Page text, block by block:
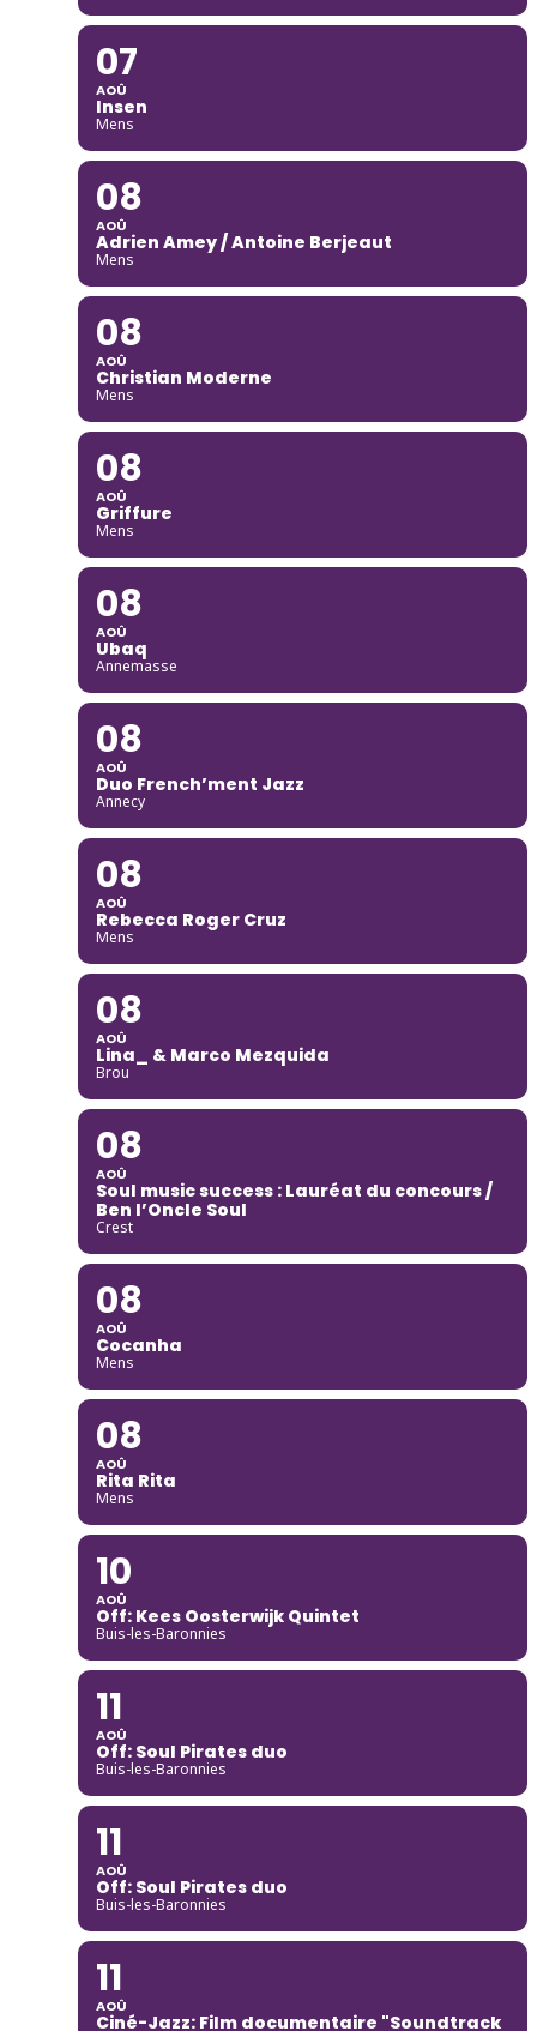
07
AOÛ
Insen
Mens
08
AOÛ
Adrien Amey / Antoine Berjeaut
Mens
08
AOÛ
Christian Moderne
Mens
08
AOÛ
Griffure
Mens
08
AOÛ
Ubaq
Annemasse
08
AOÛ
Duo French’ment Jazz
Annecy
08
AOÛ
Rebecca Roger Cruz
Mens
08
AOÛ
Lina_ & Marco Mezquida
Brou
08
AOÛ
Soul music success : Lauréat du concours /
Ben l’Oncle Soul
Crest
08
AOÛ
Cocanha
Mens
08
AOÛ
Rita Rita
Mens
10
AOÛ
Off: Kees Oosterwijk Quintet
Buis-les-Baronnies
11
AOÛ
Off: Soul Pirates duo
Buis-les-Baronnies
11
AOÛ
Off: Soul Pirates duo
Buis-les-Baronnies
11
AOÛ
Ciné-Jazz: Film documentaire "Soundtrack